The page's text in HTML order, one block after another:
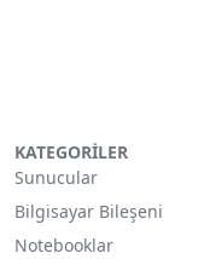
KATEGORİLER
Sunucular
Bilgisayar Bileşeni
Notebooklar